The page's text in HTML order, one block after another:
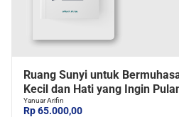
Ruang Sunyi untuk
Kecil dan Hati yang Ingin
Yanuar Arifin
Rp 65.000,00